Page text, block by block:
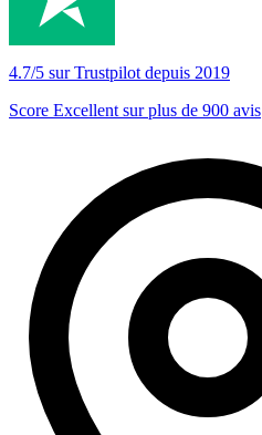
4.7/5 sur Trustpilot depuis 2019
Score Excellent sur plus de 900 avis